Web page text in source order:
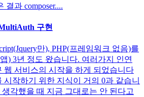
결과 composer....
구현
만), PHP(프레임워크 없음)를
) 3년 정도 왔습니다. 여러가지 인연
웹 서비스의 시작을 하게 되었습니다
시작하기 위한 지식이 거의 0과 같습니
각했을 때 지금 그대로는 안 된다고